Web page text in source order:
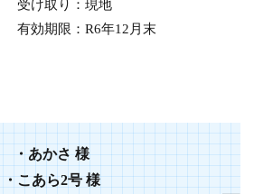
受け取り：現地
有効期限：R6年12 月末
・あかさ様
・こあら2号様